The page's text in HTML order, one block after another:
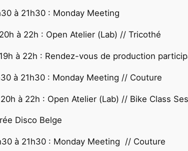
à 21h30 : Monday Meeting
à 22h : Open Atelier (Lab) // Tricothé
à 22h : Rendez-vous de production
à 21h30 : Monday Meeting // Couture
à 22h : Open Atelier (Lab) // Bike Class
Disco Belge
à 21h30 : Monday Meeting // Couture